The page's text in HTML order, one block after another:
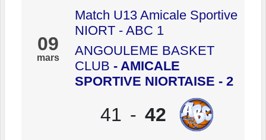
09
mars
Match U13 Amicale Sportive
NIORT - ABC 1
ANGOULEME BASKET
CLUB - AMICALE
SPORTIVE NIORTAISE - 2
41 - 42